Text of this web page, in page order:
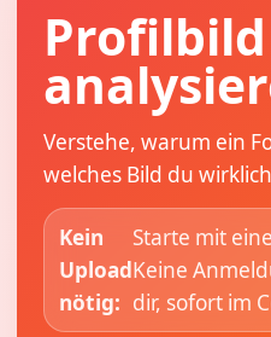
Profilbild
Verstehe, warum ein
welches Bild du
Kein
Upload
nötig:
Starte mit
Keine
dir, sofort im